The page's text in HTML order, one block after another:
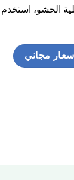
الحشو،
مجاني